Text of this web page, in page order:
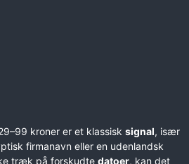
kroner er et klassisk signal, især
firmanavn eller en udenlandsk
træk på forskudte datoer, kan det